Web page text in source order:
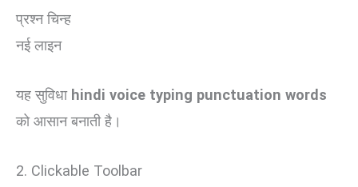
प्रश्न चिन्ह
नई लाइन
यह सुविधा hindi voice typing punctuation words
को आसान बनाती है।
2. Clickable Toolbar